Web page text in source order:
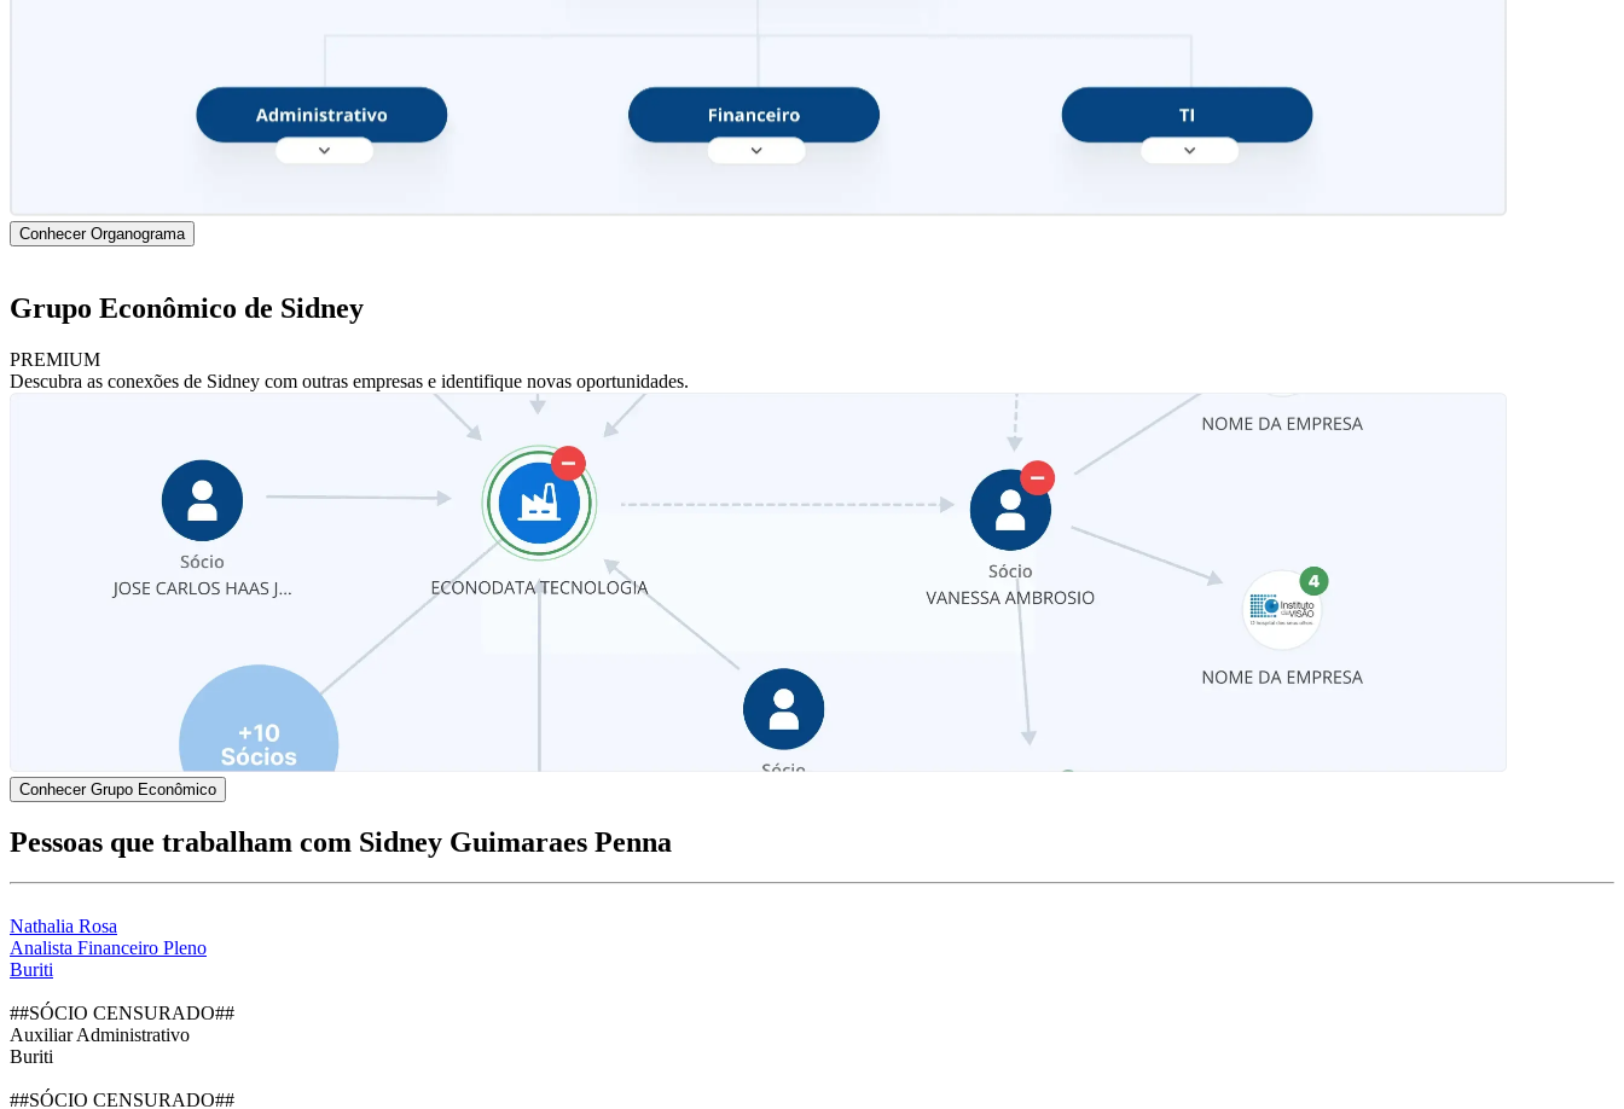
Conhecer Organograma
Grupo Econômico de Sidney
PREMIUM
Descubra as conexões de Sidney com outras empresas e identifique novas oportunidades.
Conhecer Grupo Econômico
Pessoas que trabalham com Sidney Guimaraes Penna
Nathalia Rosa
Analista Financeiro Pleno
Buriti
##SÓCIO CENSURADO##
Auxiliar Administrativo
Buriti
##SÓCIO CENSURADO##